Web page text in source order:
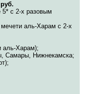
с 2-х разовым
аль-Харам с 2-х
аль-Харам);
Самары, Нижнекамска;